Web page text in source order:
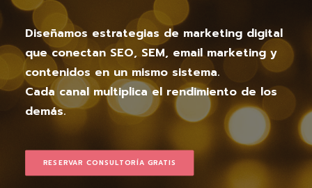
Diseñamos estrategias de marketing digital
que conectan SEO, SEM, email marketing y
contenidos en un mismo sistema.
Cada canal multiplica el rendimiento de los
demás.
RESERVAR CONSULTORÍA GRATIS